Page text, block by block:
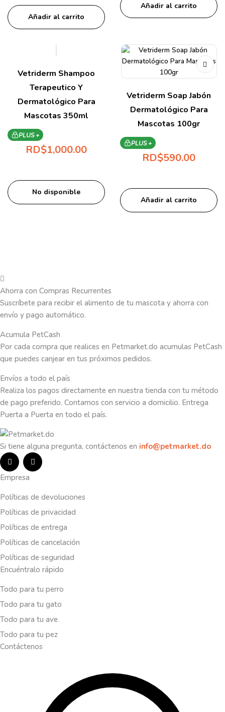
Añadir al carrito
Añadir al carrito
Vetriderm Shampoo
Terapeutico Y
Dermatológico Para
Mascotas 350ml
PLUS +
RD$1,000.00
No disponible
Vetriderm Soap Jabón
Dermatológico Para
Mascotas 100gr
PLUS +
RD$590.00
Añadir al carrito
Ahorra con Compras Recurrentes
Suscríbete para recibir el alimento de tu mascota y ahorra con
envío y pago automático.
Acumula PetCash
Por cada compra que realices en Petmarket.do acumulas PetCash
que puedes canjear en tus próximos pedidos.
Envíos a todo el país
Realiza los pagos directamente en nuestra tienda con tu método
de pago preferido. Contamos con servicio a domicilio. Entrega
Puerta a Puerta en todo el país.
Si tiene alguna pregunta, contáctenos en info@petmarket.do
Empresa
Políticas de devoluciones
Políticas de privacidad
Políticas de entrega
Políticas de cancelación
Políticas de seguridad
Encuéntralo rápido
Todo para tu perro
Todo para tu gato
Todo para tu ave
Todo para tu pez
Contáctenos